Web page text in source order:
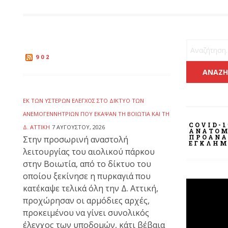
902
ΕΚ ΤΩΝ ΥΣΤΈΡΩΝ ΈΛΕΓΧΟΣ ΣΤΟ ΔΊΚΤΥΟ ΤΩΝ
ΑΝΕΜΟΓΕΝΝΗΤΡΙΏΝ ΠΟΥ ΈΚΑΨΑΝ ΤΗ ΒΟΙΩΤΊΑ ΚΑΙ ΤΗ
Δ. ΑΤΤΙΚΉ 7 ΑΥΓΟΎΣΤΟΥ, 2026
Στην προσωρινή αναστολή
λειτουργίας του αιολικού πάρκου
στην Βοιωτία, από το δίκτυο του
οποίου ξεκίνησε η πυρκαγιά που
κατέκαψε τελικά όλη την Δ. Αττική,
προχώρησαν οι αρμόδιες αρχές,
προκειμένου να γίνει συνολικός
έλεγχος των υποδομών, κάτι βέβαια
Αναζήτηση
COVID-